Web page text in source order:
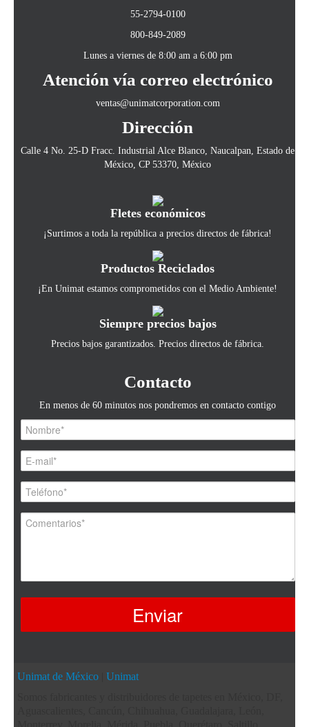
55-2794-0100
800-849-2089
Lunes a viernes de 8:00 am a 6:00 pm
Atención vía correo electrónico
ventas@unimatcorporation.com
Dirección
Calle 4 No. 25-D Fracc. Industrial Alce Blanco, Naucalpan, Estado de
México, CP 53370, México
Fletes económicos
¡Surtimos a toda la república a precios directos de fábrica!
Productos Reciclados
¡En Unimat estamos comprometidos con el Medio Ambiente!
Siempre precios bajos
Precios bajos garantizados. Precios directos de fábrica.
Contacto
En menos de 60 minutos nos pondremos en contacto contigo
Unimat de México
Unimat